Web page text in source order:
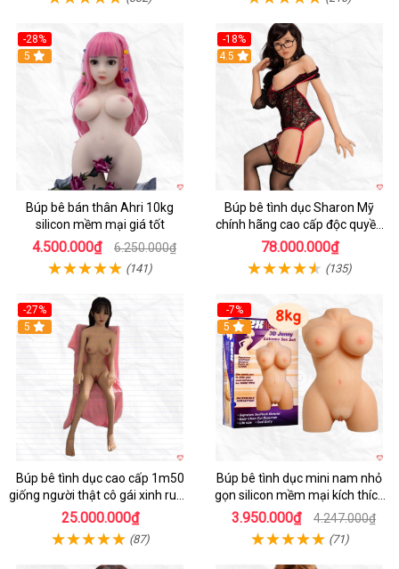
-28%
5
Búp bê bán thân Ahri 10kg
silicon mềm mại giá tốt
4.500.000₫ 6.250.000₫
(141)
-18%
Hot
4.5
Búp bê tình dục Sharon Mỹ
chính hãng cao cấp độc quyền
giá tốt
78.000.000₫
(135)
-27%
5
Búp bê tình dục cao cấp 1m50
giống người thật cô gái xinh rung
co bóp
25.000.000₫
(87)
-7%
5
Búp bê tình dục mini nam nhỏ
gọn silicon mềm mại kích thích
cực mạnh
3.950.000₫ 4.247.000₫
(71)